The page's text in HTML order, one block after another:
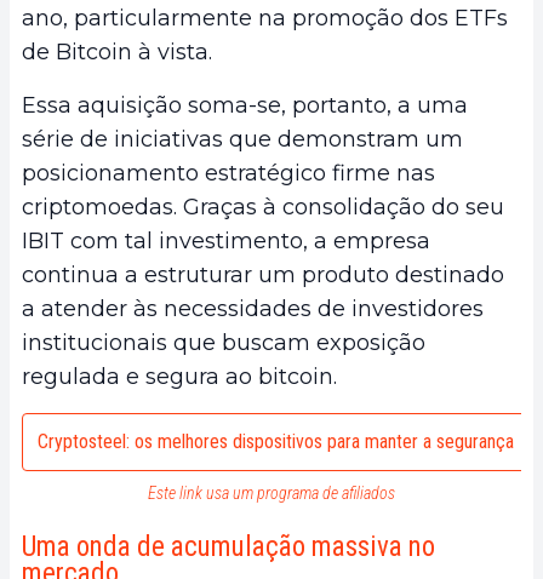
ano, particularmente na promoção dos ETFs
de Bitcoin à vista.
Essa aquisição soma-se, portanto, a uma
série de iniciativas que demonstram um
posicionamento estratégico firme nas
criptomoedas. Graças à consolidação do seu
IBIT com tal investimento, a empresa
continua a estruturar um produto destinado
a atender às necessidades de investidores
institucionais que buscam exposição
regulada e segura ao bitcoin.
Cryptosteel: os melhores dispositivos para manter a segurança
Este link usa um programa de afiliados
Uma onda de acumulação massiva no